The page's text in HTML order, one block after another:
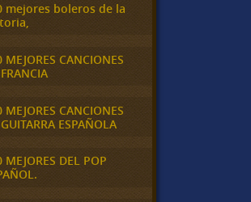
mejores boleros de la
MEJORES CANCIONES
MEJORES CANCIONES
ESPAÑOLA
MEJORES DEL POP